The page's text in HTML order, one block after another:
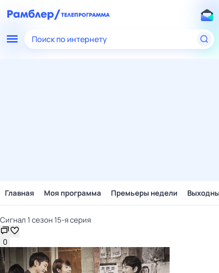
Поиск по интернету
Главная Моя программа Премьеры недели
Сигнал 1 сезон 15-я серия
0